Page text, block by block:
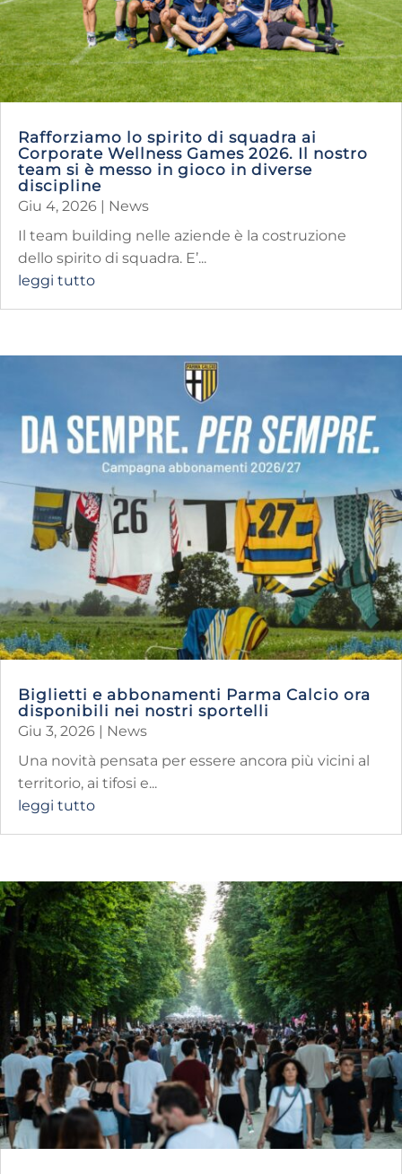
Rafforziamo lo spirito di squadra ai
Corporate Wellness Games 2026. Il nostro
team si è messo in gioco in diverse
discipline
Giu 4, 2026 | News
Il team building nelle aziende è la costruzione
dello spirito di squadra. E’...
leggi tutto
Biglietti e abbonamenti Parma Calcio ora
disponibili nei nostri sportelli
Giu 3, 2026
News
Una novità pensata per essere ancora più vicini al
territorio, ai tifosi e...
leggi tutto